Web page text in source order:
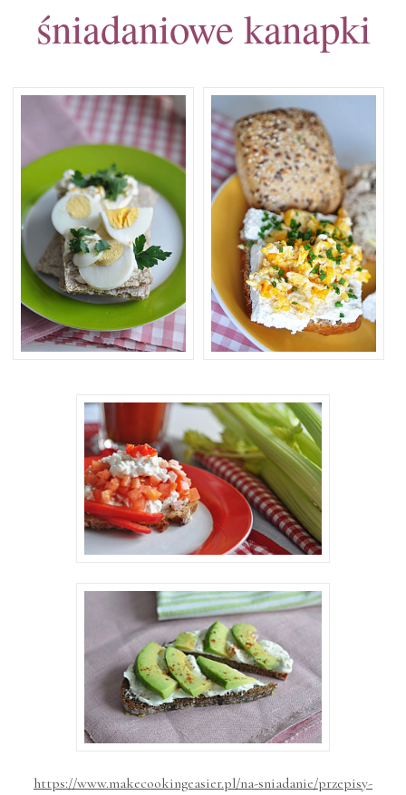
śniadaniowe kanapki
https://www.makecookingeasier.pl/na-sniadanie/przepisy-